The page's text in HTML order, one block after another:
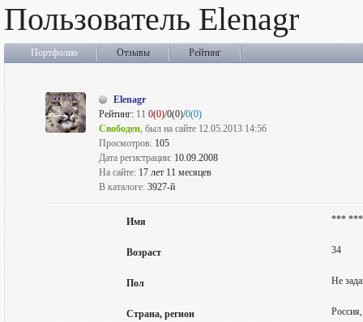
Пользователь Elenagr
Портфолио Отзывы Рейтинг
Elenagr
Рейтинг: 11 0(0)/0(0)/0(0)
Свободен, был на сайте 12.05.2013 14:56
Просмотров: 105
Дата регистрации: 10.09.2008
На сайте: 17 лет 11 месяцев
В каталоге: 3927-й
Имя ***
Возраст 34
Пол Не
Страна, регион